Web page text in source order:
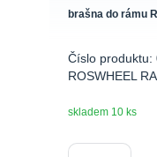
brašna do rámu
Číslo produktu:
ROSWHEEL
skladem 10 ks